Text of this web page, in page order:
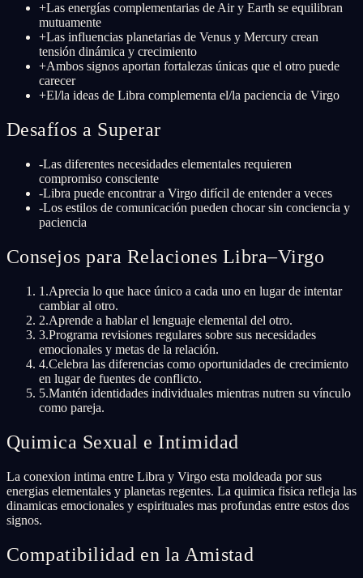
+Las energías complementarias de Air y Earth se equilibran
mutuamente
+Las influencias planetarias de Venus y Mercury crean
tensión dinámica y crecimiento
+Ambos signos aportan fortalezas únicas que el otro puede
carecer
+El/la ideas de Libra complementa el/la paciencia de Virgo
Desafíos a Superar
-Las diferentes necesidades elementales requieren
compromiso consciente
-Libra puede encontrar a Virgo difícil de entender a veces
-Los estilos de comunicación pueden chocar sin conciencia y
paciencia
Consejos para Relaciones Libra–Virgo
1 .Aprecia lo que hace único a cada uno en lugar de intentar
cambiar al otro.
2.Aprende a hablar el lenguaje elemental del otro.
3.Programa revisiones regulares sobre sus necesidades
emocionales y metas de la relación.
4.Celebra las diferencias como oportunidades de crecimiento
en lugar de fuentes de conflicto.
5.Mantén identidades individuales mientras nutren su vínculo
como pareja.
Quimica Sexual e Intimidad
La conexion intima entre Libra y Virgo esta moldeada por sus
energias elementales y planetas regentes. La quimica fisica refleja las
dinamicas emocionales y espirituales mas profundas entre estos dos
signos.
Compatibilidad en la Amistad